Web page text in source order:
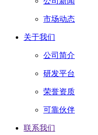
市场动态
关于我们
公司简介
研发平台
荣誉资质
可靠伙伴
联系我们